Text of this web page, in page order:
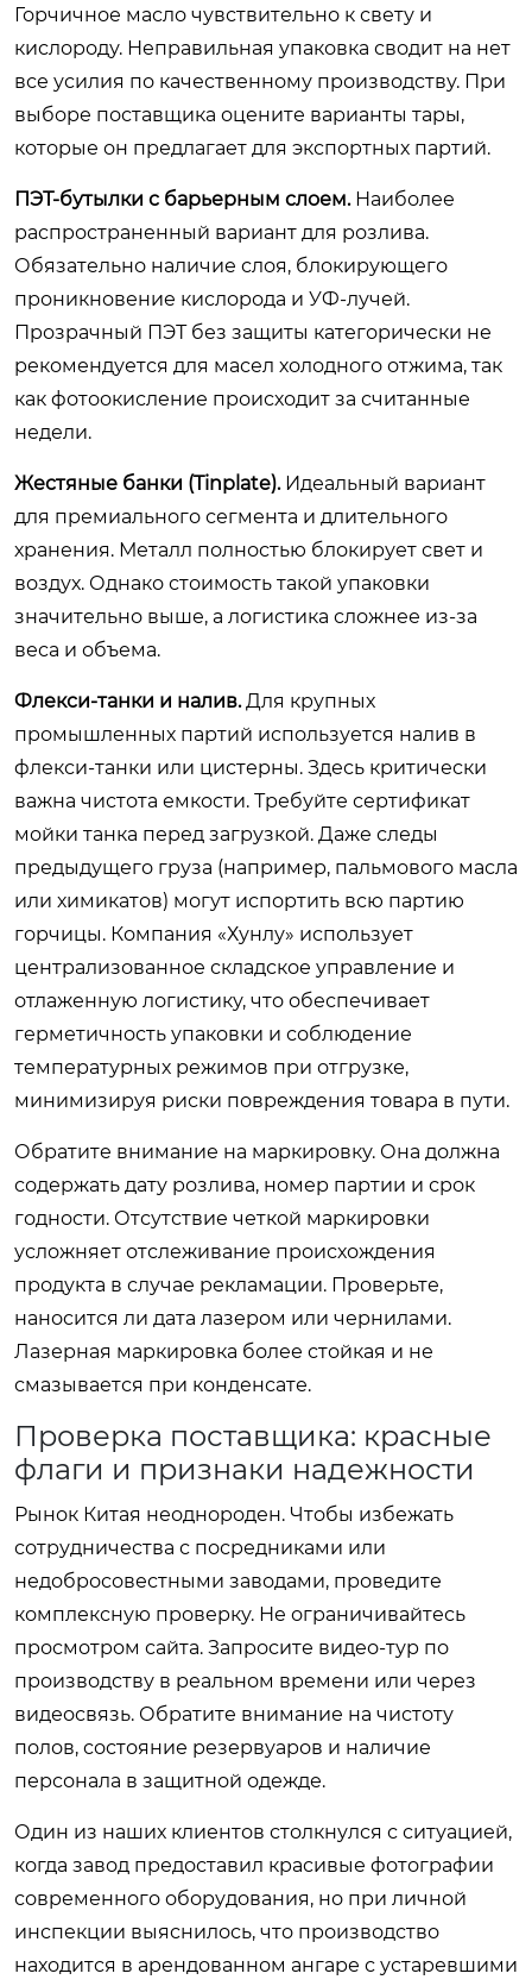
Горчичное масло чувствительно к свету и
кислороду. Неправильная упаковка сводит на нет
все усилия по качественному производству. При
выборе поставщика оцените варианты тары,
которые он предлагает для экспортных партий.
ПЭТ-бутылки с барьерным слоем.Наиболее
распространенный вариант для розлива.
Обязательно наличие слоя, блокирующего
проникновение кислорода и УФ-лучей.
Прозрачный ПЭТ без защиты категорически не
рекомендуется для масел холодного отжима, так
как фотоокисление происходит за считанные
недели.
Жестяные банки (Tinplate).Идеальный вариант
для премиального сегмента и длительного
хранения. Металл полностью блокирует свет и
воздух. Однако стоимость такой упаковки
значительно выше, а логистика сложнее из-за
веса и объема.
Флекси-танки и налив.Для крупных
промышленных партий используется налив в
флекси-танки или цистерны. Здесь критически
важна чистота емкости. Требуйте сертификат
мойки танка перед загрузкой. Даже следы
предыдущего груза (например, пальмового масла
или химикатов) могут испортить всю партию
горчицы. Компания «Хунлу» использует
централизованное складское управление и
отлаженную логистику, что обеспечивает
герметичность упаковки и соблюдение
температурных режимов при отгрузке,
минимизируя риски повреждения товара в пути.
Обратите внимание на маркировку. Она должна
содержать дату розлива, номер партии и срок
годности. Отсутствие четкой маркировки
усложняет отслеживание происхождения
продукта в случае рекламации. Проверьте,
наносится ли дата лазером или чернилами.
Лазерная маркировка более стойкая и не
смазывается при конденсате.
Проверка поставщика: красные
флаги и признаки надежности
Рынок Китая неоднороден. Чтобы избежать
сотрудничества с посредниками или
недобросовестными заводами, проведите
комплексную проверку. Не ограничивайтесь
просмотром сайта. Запросите видео-тур по
производству в реальном времени или через
видеосвязь. Обратите внимание на чистоту
полов, состояние резервуаров и наличие
персонала в защитной одежде.
Один из наших клиентов столкнулся с ситуацией,
когда завод предоставил красивые фотографии
современного оборудования, но при личной
инспекции выяснилось, что производство
находится в арендованном ангаре с устаревшими